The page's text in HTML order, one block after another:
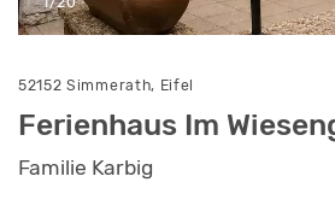
52152 Simmerath, Eifel
Ferienhaus Im
Familie Karbig